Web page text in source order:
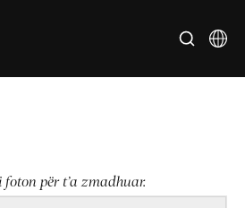
për t’a zmadhuar.